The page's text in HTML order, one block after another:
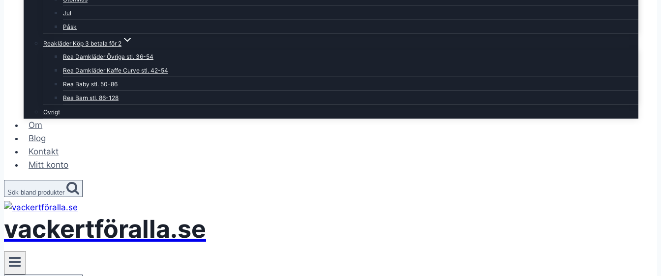
Jul
Påsk
Reakläder Köp 3 betala för 2
Rea Damkläder Övriga stl. 36-54
Rea Damkläder Kaffe Curve stl. 42-54
Rea Baby stl. 50-86
Rea Barn stl. 86-128
Övrigt
Om
Blog
Kontakt
Mitt konto
Sök bland produkter
vackertföralla.se